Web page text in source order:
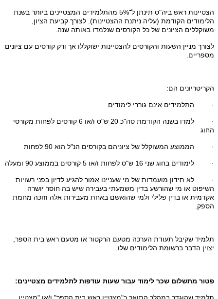
הצטיינות ראש ביה"ס תינתן ל־5% מהתלמידים המצטיינים ביותר בשנת
הלימודים הקודמת (עליה ניתנת ההצטיינות). לצורך קביעת הציון,
משוקללים הציונים של כל הקורסים שנלמדו באותה שנה.
לצורך מניין השעות והקורסים להצטיינות ישוקללו אך ורק קורסים עם ציונים
מספריים.
הקריטריונים הם:
· התלמידים אינם גוררי לימודים
·
למדו בשנה הקודמת סה"כ 20 ש"ס ו/או 6 קורסים לפחות מקורסי
החוג
· הממוצע המשוקלל של ציוניהם בקורסים הנ"ל הוא 90 לפחות
· לימודים בחוג שני 16 ש"ס לפחות ו/או 5 קורסים בממוצע 90 ומעלה
· לא תידון מועמדות של מי שעניינו אמור להגיע לדיון בפני רשויות
השיפוט או מי שהורשע בדין משמעתי בעבירה שיש בה חוסר יושרה
אקדמית או בדין פלילי ולמי שהואשם באחת מעבירות אלה וזוכה מחמת
הספק.
תלמיד שקיבל תעודת הערכה מטעם הרקטור או מטעם ראש בית הספר,
יצוין הדבר ברשומת הלימודים שלו.
פטור מתשלום שכר לימוד עבור שעות עודפות לתלמידים מצטיינים:
תלמיד שהוגדר במהלך התואר כ"מצטיין ראש בית הספר" ו/או "מצטיין